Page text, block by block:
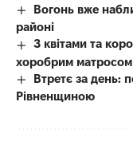
Вогонь вже
районі
З квітами та
хоробрим матросом
Втретє за день:
Рівненщиною